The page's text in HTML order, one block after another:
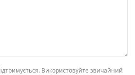
Використовуйте звичайний